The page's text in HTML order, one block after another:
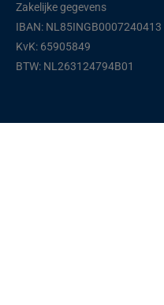
Zakelijke gegevens
IBAN: NL85INGB0007240413
KvK: 65905849
BTW: NL263124794B01